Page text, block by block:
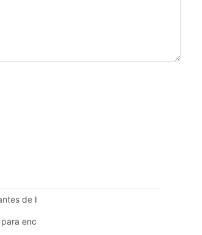
de bombas de lodo: empresas líderes no
encontrar peças de qualidade para bombas